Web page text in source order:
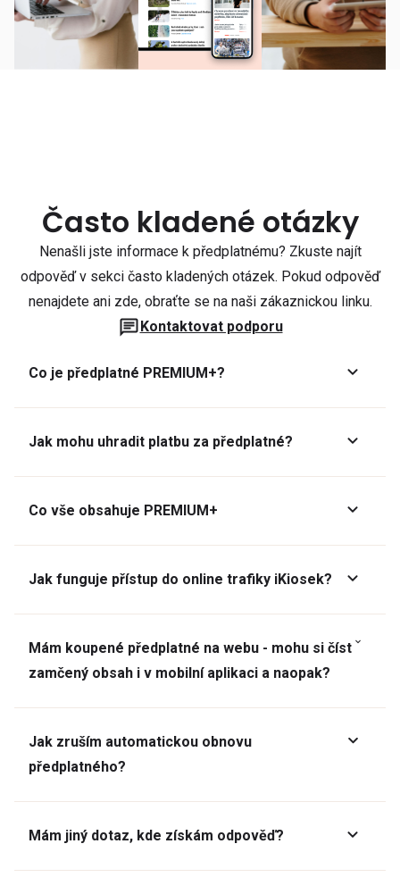
Často kladené otázky
Nenašli jste informace k předplatnému? Zkuste najít
odpověď v sekci často kladených otázek. Pokud odpověď
nenajdete ani zde, obraťte se na naši zákaznickou linku.
Kontaktovat podporu
Co je předplatné PREMIUM+?
Jak mohu uhradit platbu za předplatné?
Co vše obsahuje PREMIUM+
Jak funguje přístup do online trafiky iKiosek?
Mám koupené předplatné na webu - mohu si číst
zamčený obsah i v mobilní aplikaci a naopak?
Jak zruším automatickou obnovu
předplatného?
Mám jiný dotaz, kde získám odpověď?